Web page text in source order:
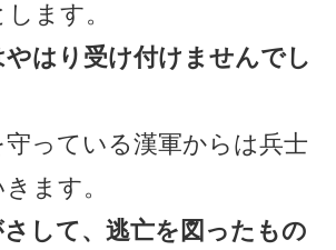
ます。
やはり受け付けませんでし
っている漢軍からは兵士
ます。
して、逃亡を図ったもの